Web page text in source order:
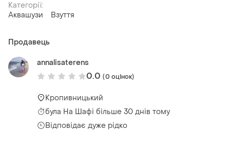
Категорії:
Аквашузи
Взуття
Продавець
annalisaterens
0.0 (0 оцінок)
Кропивницький
була На Шафі більше 30 днів тому
Відповідає дуже рідко